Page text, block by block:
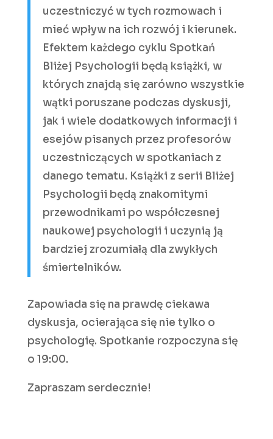
uczestniczyć w tych rozmowach i
mieć wpływ na ich rozwój i kierunek.
Efektem każdego cyklu Spotkań
Bliżej Psychologii będą książki, w
których znajdą się zarówno wszystkie
wątki poruszane podczas dyskusji,
jak i wiele dodatkowych informacji i
esejów pisanych przez profesorów
uczestniczących w spotkaniach z
danego tematu. Książki z serii Bliżej
Psychologii będą znakomitymi
przewodnikami po współczesnej
naukowej psychologii i uczynią ją
bardziej zrozumiałą dla zwykłych
śmiertelników.
Zapowiada się na prawdę ciekawa
dyskusja, ocierająca się nie tylko o
psychologię. Spotkanie rozpoczyna się
o 19:00.
Zapraszam serdecznie!